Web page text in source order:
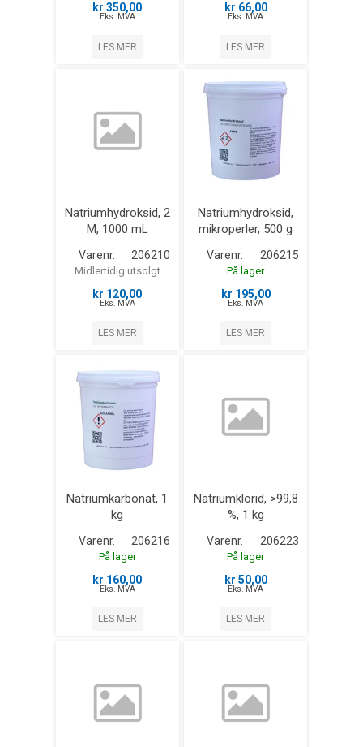
kr 350,00
Eks. MVA
LES MER
kr 66,00
Eks. MVA
LES MER
Natriumhydroksid, 2
M, 1000 mL
Varenr. 206210
Midlertidig utsolgt
kr 120,00
Eks. MVA
LES MER
Natriumhydroksid,
mikroperler, 500 g
Varenr. 206215
På lager
kr 195,00
Eks. MVA
LES MER
Natriumkarbonat, 1
kg
Varenr. 206216
På lager
kr 160,00
Eks. MVA
LES MER
Natriumklorid, >99,8
%, 1 kg
Varenr. 206223
På lager
kr 50,00
Eks. MVA
LES MER